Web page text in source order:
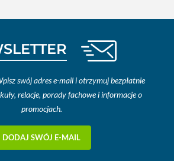
swój adres e-mail i otrzymuj bezpłatnie
relacje, porady fachowe i informacje o
promocjach.
DODAJ SWÓJ E-MAIL